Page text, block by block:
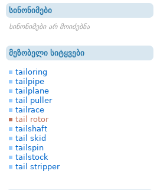
სინონიმები
სინონიმები არ მოიძებნა
მეზობელი სიტყვები
tailoring
tailpipe
tailplane
tail puller
tailrace
tail rotor
tailshaft
tail skid
tailspin
tailstock
tail stripper